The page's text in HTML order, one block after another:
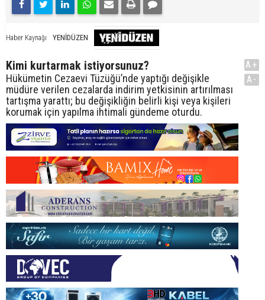
Haber Kaynağı YENİDÜZEN
Kimi kurtarmak istiyorsunuz?
Hükümetin Cezaevi Tüzüğü’nde yaptığı değişikle
müdüre verilen cezalarda indirim yetkisinin artırılması
tartışma yarattı; bu değişikliğin belirli kişi veya kişileri
korumak için yapılma ihtimali gündeme oturdu.
A+
A-